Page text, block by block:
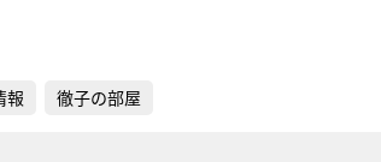
報 徹子の部屋